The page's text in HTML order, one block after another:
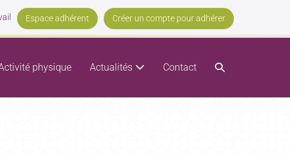
Espace adhérent Créer un compte pour adhérer
physique Actualités Contact